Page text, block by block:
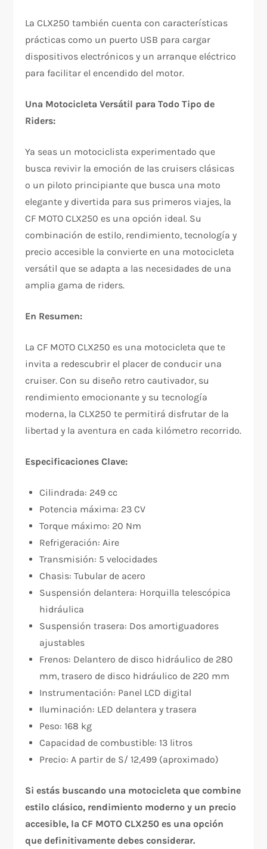
La CLX250 también cuenta con características
prácticas como un puerto USB para cargar
dispositivos electrónicos y un arranque eléctrico
para facilitar el encendido del motor.
Una Motocicleta Versátil para Todo Tipo de
Riders:
Ya seas un motociclista experimentado que
busca revivir la emoción de las cruisers clásicas
o un piloto principiante que busca una moto
elegante y divertida para sus primeros viajes, la
CF MOTO CLX250 es una opción ideal. Su
combinación de estilo, rendimiento, tecnología y
precio accesible la convierte en una motocicleta
versátil que se adapta a las necesidades de una
amplia gama de riders.
En Resumen:
La CF MOTO CLX250 es una motocicleta que te
invita a redescubrir el placer de conducir una
cruiser. Con su diseño retro cautivador, su
rendimiento emocionante y su tecnología
moderna, la CLX250 te permitirá disfrutar de la
libertad y la aventura en cada kilómetro recorrido.
Especificaciones Clave:
Cilindrada: 249 cc
Potencia máxima: 23 CV
Torque máximo: 20 Nm
Refrigeración: Aire
Transmisión: 5 velocidades
Chasis: Tubular de acero
Suspensión delantera: Horquilla telescópica
hidráulica
Suspensión trasera: Dos amortiguadores
ajustables
Frenos: Delantero de disco hidráulico de 280
mm, trasero de disco hidráulico de 220 mm
Instrumentación: Panel LCD digital
Iluminación: LED delantera y trasera
Peso: 168 kg
Capacidad de combustible: 13 litros
Precio: A partir de S/ 12,499 (aproximado)
Si estás buscando una motocicleta que combine
estilo clásico, rendimiento moderno y un precio
accesible, la CF MOTO CLX250 es una opción
que definitivamente debes considerar.